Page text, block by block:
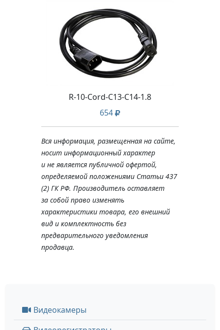
R-10-Cord-C13-C14-1.8
654
Вся информация, размещенная на сайте,
носит информационный характер
и не является публичной офертой,
определяемой положениями Статьи 437
(2) ГК РФ. Производитель оставляет
за собой право изменять
характеристики товара, его внешний
вид и комплектность без
предварительного уведомления
продавца.
Видеокамеры